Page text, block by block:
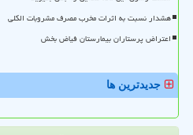
هشدار نسبت به اثرات مخرب مصرف مشروبات الکلی
اعتراض پرستاران بیمارستان فیاض بخش
جدیدترین ها